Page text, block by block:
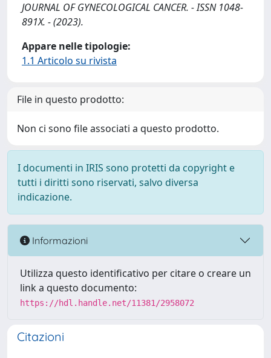
JOURNAL OF GYNECOLOGICAL CANCER. - ISSN 1048-
891X. - (2023).
Appare nelle tipologie:
1.1 Articolo su rivista
File in questo prodotto:
Non ci sono file associati a questo prodotto.
I documenti in IRIS sono protetti da copyright e
tutti i diritti sono riservati, salvo diversa
indicazione.
Informazioni
Utilizza questo identificativo per citare o creare un
link a questo documento:
https://hdl.handle.net/11381/2958072
Citazioni